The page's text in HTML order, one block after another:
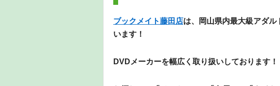
ブックメイト藤田店は、岡山県内最大級アダ
います！
DVDメーカーを幅広く取り扱いしております！